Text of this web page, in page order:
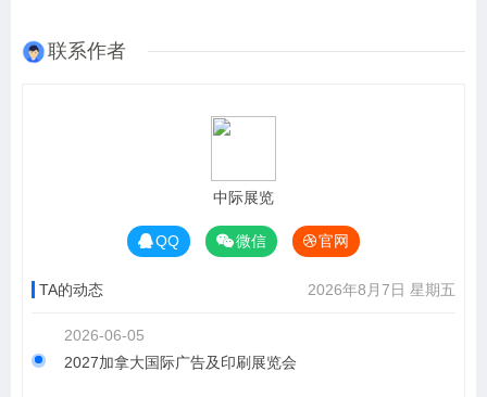
联系作者
中际展览
QQ 微信 官网
TA的动态 2026年8月7日 星期五
2026-06-05
2027加拿大国际广告及印刷展览会